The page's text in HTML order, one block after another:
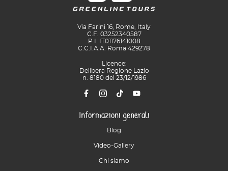
Via Farini 16, Rome, Italy
C.F. 03252340587
P.I. IT01176141008
C.C.I.A.A. Roma 429278
Licence:
Delibera Regione Lazio
n. 8180 del 23/12/1986
Informazioni generali
Blog
Video-Gallery
Chi siamo